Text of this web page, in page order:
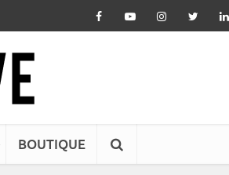
BOUTIQUE